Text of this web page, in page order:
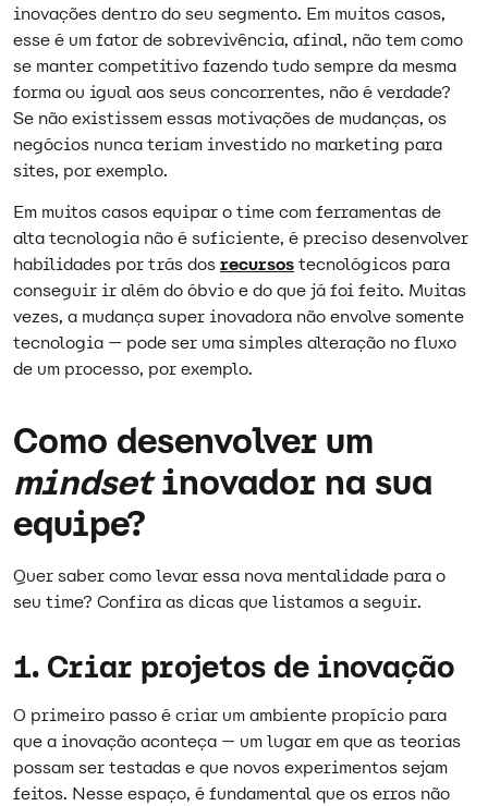
inovações dentro do seu segmento. Em muitos casos,
esse é um fator de sobrevivência, afinal, não tem como
se manter competitivo fazendo tudo sempre da mesma
forma ou igual aos seus concorrentes, não é verdade?
Se não existissem essas motivações de mudanças, os
negócios nunca teriam investido no marketing para
sites, por exemplo.
Em muitos casos equipar o time com ferramentas de
alta tecnologia não é suficiente, é preciso desenvolver
habilidades por trás dosrecursostecnológicos para
conseguir ir além do óbvio e do que já foi feito. Muitas
vezes, a mudança super inovadora não envolve somente
tecnologia — pode ser uma simples alteração no fluxo
de um processo, por exemplo.
Como desenvolver um
mindsetinovador na sua
equipe?
Quer saber como levar essa nova mentalidade para o
seu time? Confira as dicas que listamos a seguir.
1. Criar projetos de inovação
O primeiro passo é criar um ambiente propício para
que a inovação aconteça — um lugar em que as teorias
possam ser testadas e que novos experimentos sejam
feitos. Nesse espaço, é fundamental que os erros não